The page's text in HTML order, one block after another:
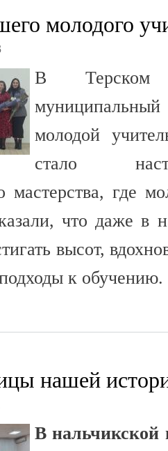
молодого
В Терском
молодой
стало
мастерства, где
что даже в
высот,
к обучению.
нашей
В